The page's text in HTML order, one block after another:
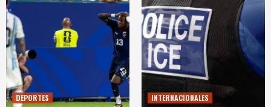
DEPORTES INTERNACIONALES